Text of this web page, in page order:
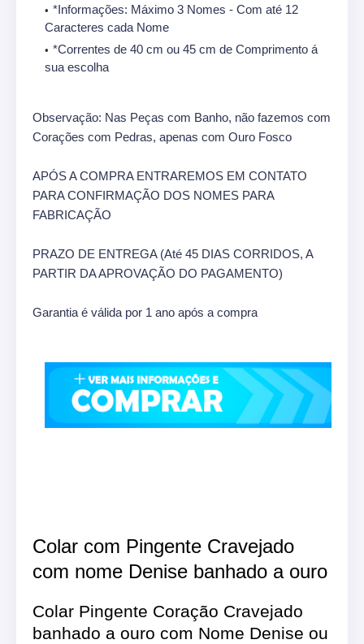
*Informações: Máximo 3 Nomes - Com até 12
Caracteres cada Nome
*Correntes de 40 cm ou 45 cm de Comprimento á
sua escolha
Observação: Nas Peças com Banho, não fazemos com
Corações com Pedras, apenas com Ouro Fosco
APÓS A COMPRA ENTRAREMOS EM CONTATO
PARA CONFIRMAÇÃO DOS NOMES PARA
FABRICAÇÃO
PRAZO DE ENTREGA (Até 45 DIAS CORRIDOS, A
PARTIR DA APROVAÇÃO DO PAGAMENTO)
Garantia é válida por 1 ano após a compra
Colar com Pingente Cravejado
com nome Denise banhado a ouro
Colar Pingente Coração Cravejado
banhado a ouro com Nome Denise ou